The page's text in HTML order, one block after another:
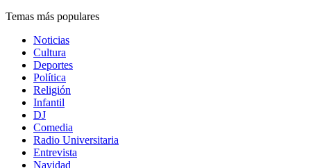
Temas más populares
Noticias
Cultura
Deportes
Política
Religión
Infantil
DJ
Comedia
Radio Universitaria
Entrevista
Navidad